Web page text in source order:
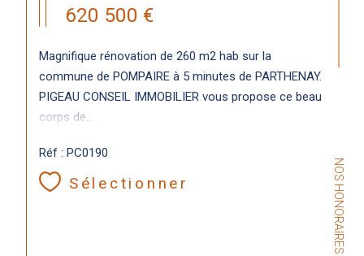
NOS HONORAIRES
620 500 €
Magnifique rénovation de 260 m2 hab sur la
commune de POMPAIRE à 5 minutes de PARTHENAY.
PIGEAU CONSEIL IMMOBILIER vous propose ce beau
corps de...
Réf : PC0190
Sélectionner